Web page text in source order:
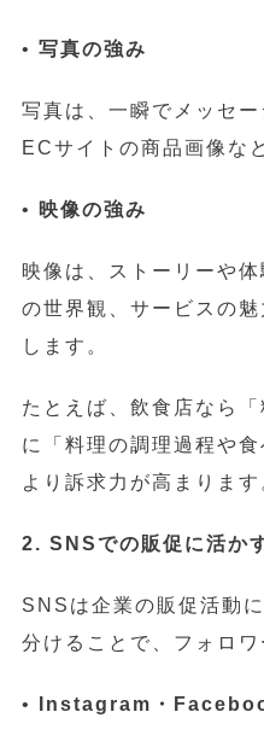
• 写真の強み
写真は、一瞬でメッセ
ECサイトの商品画像な
• 映像の強み
映像は、ストーリーや
の世界観、サービスの
します。
たとえば、飲食店なら
に「料理の調理過程や
より訴求力が高まります
2. SNSでの販促に活か
SNSは企業の販促活動
分けることで、フォロ
• Instagram・